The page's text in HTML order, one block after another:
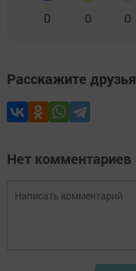
0 0 0
Расскажите
Нет комментариев